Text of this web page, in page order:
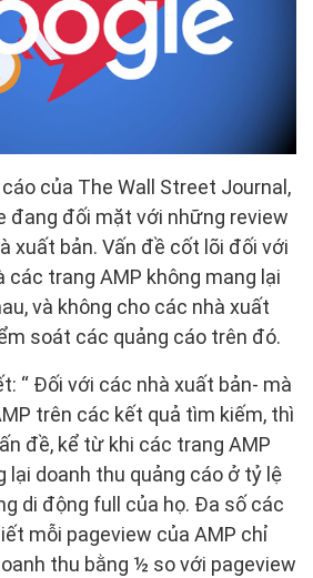
của The Wall Street Journal,
đang đối mặt với những review
xuất bản. Vấn đề cốt lõi đối với
các trang AMP không mang lại
và không cho các nhà xuất
soát các quảng cáo trên đó.
“ Đối với các nhà xuất bản- mà
trên các kết quả tìm kiếm, thì
đề, kể từ khi các trang AMP
lại doanh thu quảng cáo ở tỷ lệ
di động full của họ. Đa số các
mỗi pageview của AMP chỉ
thu bằng ½ so với pageview